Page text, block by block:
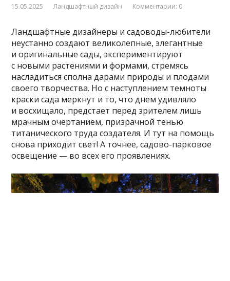
15.05.2025 Ландшафтный дизайн Комментарии: 0
Ландшафтные дизайнеры и садоводы-любители
неустанно создают великолепные, элегантные
и оригинальные сады, экспериментируют
с новыми растениями и формами, стремясь
насладиться сполна дарами природы и плодами
своего творчества. Но с наступлением темноты
краски сада меркнут и то, что днем удивляло
и восхищало, предстает перед зрителем лишь
мрачным очертанием, призрачной тенью
титанического труда создателя. И тут на помощь
снова приходит свет! А точнее, садово-парковое
освещение — во всех его проявлениях.